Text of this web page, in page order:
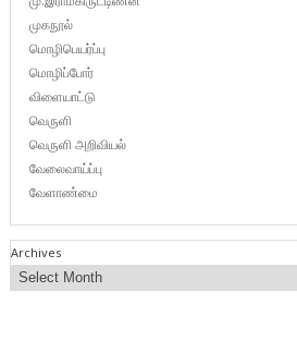
முகநூல்
மொழிபெயர்ப்பு
மொழிப்போர்
விளையாட்டு
வெருளி
வெருளி அறிவியல்
வேலைவாய்ப்பு
வேளாண்மை
Archives